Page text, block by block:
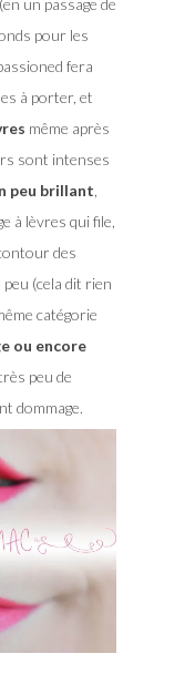
pour les
fera
à porter, et
même après
sont intenses
peu brillant
à lèvres qui file,
des
(cela dit rien
catégorie
ou encore
peu de
dommage.